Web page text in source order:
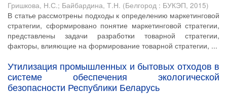
Гришкова, Н.С.; Байбардина, Т.Н. (Белгород : БУКЭП, 2015)
В статье рассмотрены подходы к определению маркетинговой
стратегии, сформировано понятие маркетинговой стратегии,
представлены задачи разработки товарной стратегии,
факторы, влияющие на формирование товарной стратегии, ...
Утилизация промышленных и бытовых отходов в
системе обеспечения экологической
безопасности Республики Беларусь